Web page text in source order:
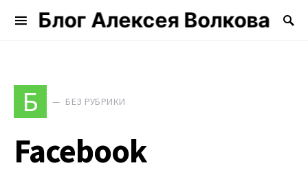
Блог Алексея Волкова
Search for:
Б БЕЗ РУБРИКИ
Facebook